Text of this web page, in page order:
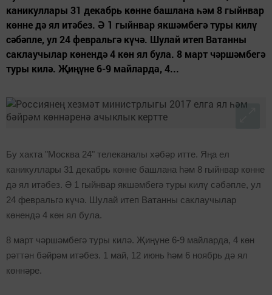
каникуллары 31 декабрь көнне башлана һәм 8 гыйнвар
көнне дә ял итәбез. Ә 1 гыйнвар якшәмбегә туры килү
сәбәпле, ул 24 февральгә күчә. Шулай итеп Ватанны
саклаучылар көнендә 4 көн ял була. 8 март чәршәмбегә
туры килә. Җиңүне 6-9 майларда, 4...
Бу хакта "Москва 24" телеканалы хәбәр итте. Яңа ел
каникуллары 31 декабрь көнне башлана һәм 8 гыйнвар көнне
дә ял итәбез. Ә 1 гыйнвар якшәмбегә туры килү сәбәпле, ул
24 февральгә күчә. Шулай итеп Ватанны саклаучылар
көнендә 4 көн ял була.
8 март чәршәмбегә туры килә. Җиңүне 6-9 майларда, 4 көн
рәттән бәйрәм итәбез. 1 май, 12 июнь һәм 6 ноябрь дә ял
көннәре.